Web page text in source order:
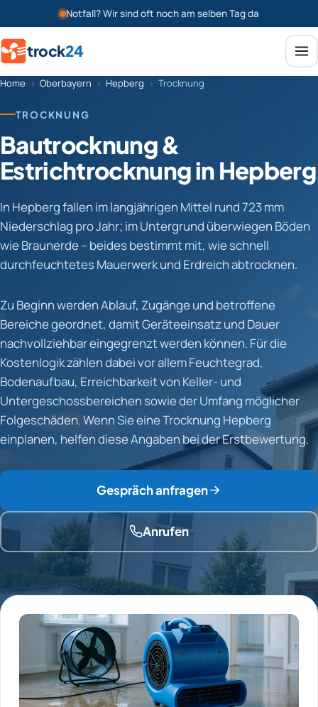
Notfall? Wir sind oft noch am selben Tag da
trock24
Home › Oberbayern › Hepberg › Trocknung
TROCKNUNG
Bautrocknung &
Estrichtrocknung in Hepberg
In Hepberg fallen im langjährigen Mittel rund 723 mm
Niederschlag pro Jahr; im Untergrund überwiegen Böden
wie Braunerde – beides bestimmt mit, wie schnell
durchfeuchtetes Mauerwerk und Erdreich abtrocknen.
Zu Beginn werden Ablauf, Zugänge und betroffene
Bereiche geordnet, damit Geräteeinsatz und Dauer
nachvollziehbar eingegrenzt werden können. Für die
Kostenlogik zählen dabei vor allem Feuchtegrad,
Bodenaufbau, Erreichbarkeit von Keller- und
Untergeschossbereichen sowie der Umfang möglicher
Folgeschäden. Wenn Sie eine Trocknung Hepberg
einplanen, helfen diese Angaben bei der Erstbewertung.
Gespräch anfragen
Anrufen